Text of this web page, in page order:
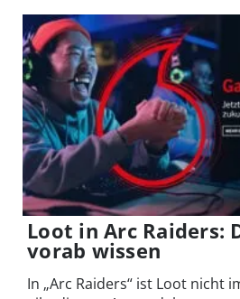
Loot in Arc Raiders:
vorab wissen
In „Arc Raiders“ ist Loot nicht